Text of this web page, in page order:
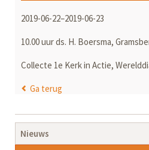
2019-06-22–2019-06-23
10.00 uur ds. H. Boersma,
Collecte 1e Kerk in Actie,
Ga terug
Navigatie
overslaan
Nieuws